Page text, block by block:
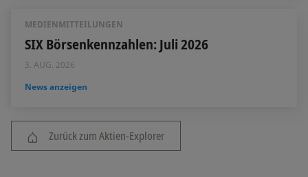
MEDIENMITTEILUNGEN
SIX Börsenkennzahlen: Juli 2026
3. AUG. 2026
News anzeigen
Zurück zum Aktien-Explorer